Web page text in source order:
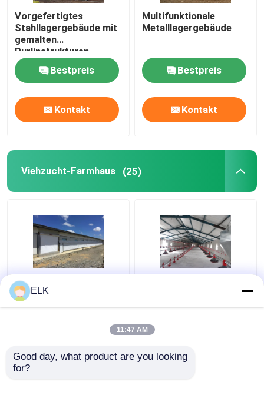
Hühnerkäfig für Broiler
Bodenanlage für Broiler
Vorgefertigtes
Stahllagergebäude mit
gemalten
Purlinstrukturen
Bestpreis
Kontakt
Multifunktionale
Metalllagergebäude
Bestpreis
Kontakt
Viehzucht-Farmhaus (25)
ISO Viehzuchthaus
Fertigstahlkonstruktion
Vorgefertigte
Stahlkonstruktion
ELK
11:47 AM
Good day, what product are you looking
for?